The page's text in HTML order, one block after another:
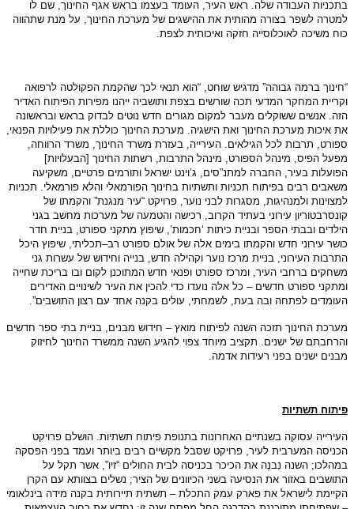
בתכניות העבודה שלה. ראש העיר, העומד בעצמו בראש אגף החינוך, שם לו
למטרה לשפר בצורה מהותית את ההישגים של מערכת החינוך, על מנת שתהווה
כוח משיכה לאוכלוסייה חזקה ואיכותית לצפת.
“חינוך ברמה גבוהה” מדגיש שוחט, “הוא תנאי לכך שהקמת הפקולטה לרפואה
וקריית המחקר המדעי תכה שורשים בצפת ותושביה ייהנו מפירות הפיתוח האדיר
הזה. אנשים ששוקלים מעבר למקום מגורים חדש נוטים לבדוק בראש ובראשונה
את איכות מערכת החינוך ואת הישגיה. מערכת החינוך כוללת את פעילויות הפנאי,
ספורט, תרבות לכל הגילאים. העירייה, בעזרת משרד החינוך, משרד הרווחה,
מפעל הפיס, מינהל הספורט, מינהל התרבות, רשתות החינוך [הבעלויות]
הפועלות בעיר, החברה למתנ”סים, ג’וינט ישראל ותורמים פרטיים, משקיעה
משאבים רבים בפיתוח תכניות ותשתיות בחינוך הפורמאלי והלא פורמאלי. תכניות
למצוינות ולמנהיגות, מסגרות לבני נוער, פרויקט “עיר מנגנת” והקמתו של
קונסרבטוריון עירוני בעתיד הקרוב, רכישה והטמעה של מערכות מחשב בגני
הילדים ובבתי הספר ובניית כיתות ‘חכמות’, שיפוץ מתקני ספורט, בניית חדר
כושר עירוני חדש והקמתו בימים אלה של אולם ספורט רב–תכליתי, שיפוץ היכל
התרבות העירוני, בניית מרכז נוער וקהילה חדש, בנייה וחידוש של עשרות גני
משחקים ברחבי העיר, ומרכז ספורט ופנאי חדש המתוכנן לקום ובו בריכת שחייה
ומתקני ספורט חדשים – כל אלה נועדו כדי להכין את העיר לשינויים האדירים
העומדים לפתחה ובה בעת, לשמחתי, עולים בקנה אחד עם רצון התושבים”.
מערכת החינוך תזכה השנה לפיתוח מואץ – חידוש מבנים, בניית בתי ספר חדשים
והרחבתם של ישנים. תקציב מיוחד צפוי להגיע השנה ממשרד החינוך לחיזוק
מבנים ישנים בפני רעידות אדמה.
פיתוח תשתיות
העירייה עסוקה בשנתיים האחרונות בתנופת פיתוח תשתיות. הושלם פרויקט
הכניסה המערבית לעיר, פרויקט שסבל מקשיים רבים ביותר ועמד בפני הפסקה
במהלכו; השנה נִבנֶה את הכיכר בכניסה לבית החולים “זיו”, אשר תקל על
התושבים באזור את הנסיעה בשני הכיוונים של הציר; נשלים בצוותא עם הקרן
הקיימת לישראל את פארק עמק התכלת – תשתית תיירותית בקנה מידה בינלאומי